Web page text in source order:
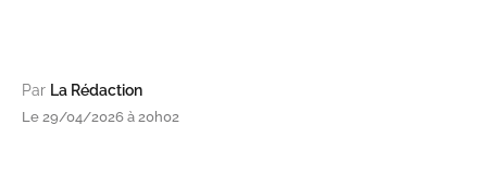
Par La Rédaction
Le 29/04/2026 à 20h02